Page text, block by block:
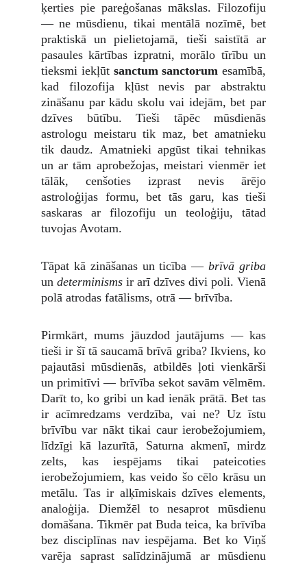
ķerties pie pareģošanas mākslas. Filozofiju
— ne mūsdienu, tikai mentālā nozīmē, bet
praktiskā un pielietojamā, tieši saistītā ar
pasaules kārtības izpratni, morālo tīrību un
tieksmi iekļūt sanctum sanctorum esamībā,
kad filozofija kļūst nevis par abstraktu
zināšanu par kādu skolu vai idejām, bet par
dzīves būtību. Tieši tāpēc mūsdienās
astrologu meistaru tik maz, bet amatnieku
tik daudz. Amatnieki apgūst tikai tehnikas
un ar tām aprobežojas, meistari vienmēr iet
tālāk, cenšoties izprast nevis ārējo
astroloģijas formu, bet tās garu, kas tieši
saskaras ar filozofiju un teoloģiju, tātad
tuvojas Avotam.
Tāpat kā zināšanas un ticība —brīvā griba
un determinisms ir arī dzīves divi poli. Vienā
polā atrodas fatālisms, otrā — brīvība.
Pirmkārt, mums jāuzdod jautājums — kas
tieši ir šī tā saucamā brīvā griba? Ikviens, ko
pajautāsi mūsdienās, atbildēs ļoti vienkārši
un primitīvi — brīvība sekot savām vēlmēm.
Darīt to, ko gribi un kad ienāk prātā. Bet tas
ir acīmredzams verdzība, vai ne? Uz īstu
brīvību var nākt tikai caur ierobežojumiem,
līdzīgi kā lazurītā, Saturna akmenī, mirdz
zelts, kas iespējams tikai pateicoties
ierobežojumiem, kas veido šo cēlo krāsu un
metālu. Tas ir alķīmiskais dzīves elements,
analoģija. Diemžēl to nesaprot mūsdienu
domāšana. Tikmēr pat Buda teica, ka brīvība
bez disciplīnas nav iespējama. Bet ko Viņš
varēja saprast salīdzinājumā ar mūsdienu